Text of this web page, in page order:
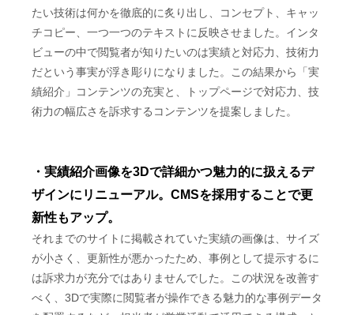
たい技術は何かを徹底的に炙り出し、コンセプト、キャッ
チコピー、一つ一つのテキストに反映させました。インタ
ビューの中で閲覧者が知りたいのは実績と対応力、技術力
だという事実が浮き彫りになりました。この結果から「実
績紹介」コンテンツの充実と、トップページで対応力、技
術力の幅広さを訴求するコンテンツを提案しました。
・実績紹介画像を3Dで詳細かつ魅力的に扱えるデ
ザインにリニューアル。CMSを採用することで更
新性もアップ。
それまでのサイトに掲載されていた実績の画像は、サイズ
が小さく、更新性が悪かったため、事例として提示するに
は訴求力が充分ではありませんでした。この状況を改善す
べく、3Dで実際に閲覧者が操作できる魅力的な事例データ